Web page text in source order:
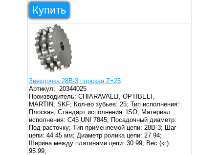
Купить
Звездочка 28B-3 плоская Z=25
Артикул: 20344025
Производитель: CHIARAVALLI, OPTIBELT,
MARTIN, SKF; Кол-во зубьев: 25; Тип исполнения:
Плоская; Стандарт исполнения: ISO; Материал
исполнения: C45 UNI 7845; Посадочный диаметр:
Под расточку; Тип применяемой цепи: 28B-3;
Шаг
цепи: 44.45 мм; Диаметр ролика цепи: 27.94;
Ширина между платинами цепи: 30.99; Вес (кг):
95.99;